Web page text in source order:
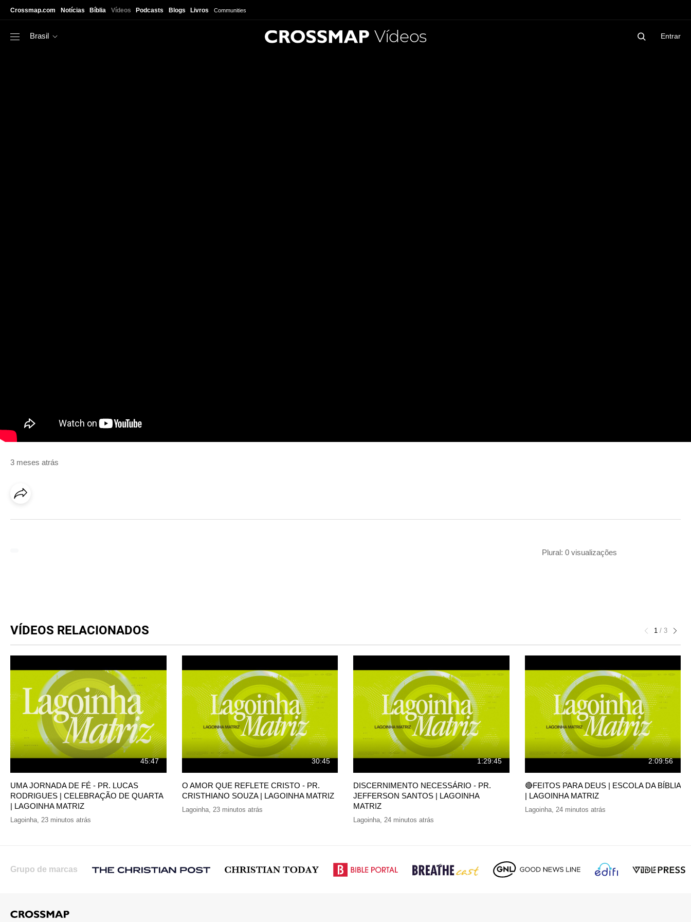
Crossmap.com Notícias Bíblia Vídeos Podcasts Blogs Livros Communities
Brasil Vídeos Entrar
3 meses atrás
Plural: 0 visualizações
VÍDEOS RELACIONADOS 1 / 3
45:47
UMA JORNADA DE FÉ - PR. LUCAS
RODRIGUES | CELEBRAÇÃO DE QUARTA
| LAGOINHA MATRIZ
Lagoinha 23 minutos atrás
30:45
O AMOR QUE REFLETE CRISTO - PR.
CRISTHIANO SOUZA | LAGOINHA MATRIZ
Lagoinha, 23 minutos atrás
1:29:45
DISCERNIMENTO NECESSÁRIO - PR.
JEFFERSON SANTOS | LAGOINHA
MATRIZ
Lagoinha 24 minutos atrás
2:09:56
🔴FEITOS PARA DEUS | ESCOLA DA BÍBLIA
| LAGOINHA MATRIZ
Lagoinha, 24 minutos atrás
Grupo de marcas